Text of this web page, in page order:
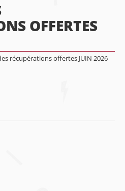
OFFERTES
récupérations offertes JUIN 2026